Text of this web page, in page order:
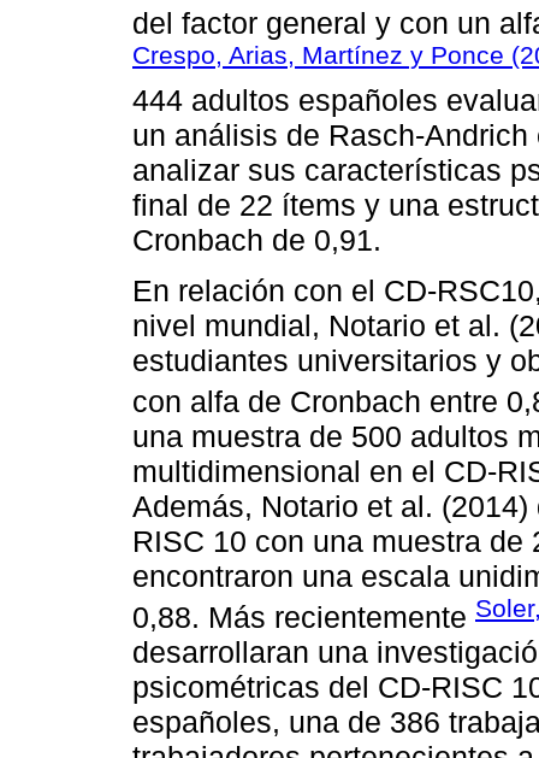
del factor general y con un
Crespo, Arias, Martínez y Ponce
444 adultos españoles
un análisis de Rasch-
analizar sus características
final de 22 ítems y una
Cronbach de 0,91.
En relación con el CD-
nivel mundial, Notario et al.
estudiantes universitarios y
con alfa de Cronbach entre
una muestra de 500 adultos
multidimensional en el CD-
Además, Notario et al.
RISC 10 con una muestra
encontraron una escala
0,88. Más recientemente
desarrollaran una
psicométricas del CD-RISC
españoles, una de 386